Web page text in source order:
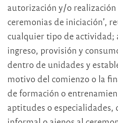
autorización y/o realización
ceremonias de iniciación’,
cualquier tipo de actividad;
ingreso, provisión y
dentro de unidades y
motivo del comienzo o la
de formación o
aptitudes o especialidades,